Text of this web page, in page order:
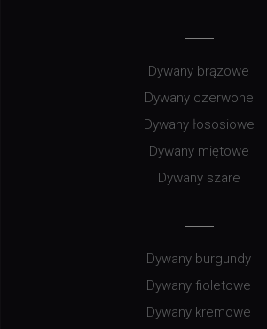
Dywany brązowe
Dywany czerwone
Dywany łososiowe
Dywany miętowe
Dywany szare
Dywany burgundy
Dywany fioletowe
Dywany kremowe